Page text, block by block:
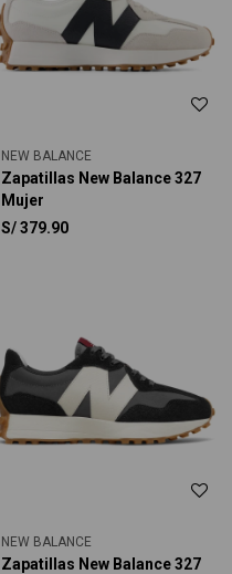
NEW BALANCE
Zapatillas New Balance 327
Mujer
S/379.90
NEW BALANCE
Zapatillas New Balance 327